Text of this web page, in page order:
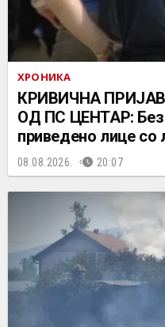
ХРОНИКА
КРИВИЧНА
ОД ПС ЦЕНТАР: Без
приведено лице со
08.08.2026. 20:07